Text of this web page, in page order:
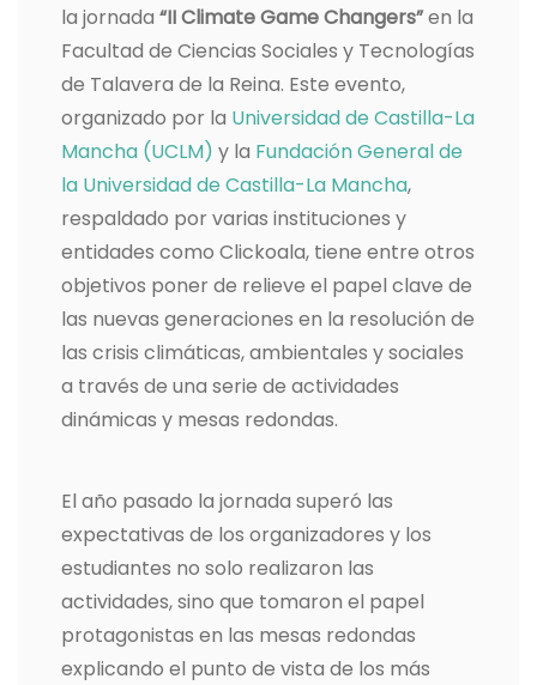
la jornada “II Climate Game Changers”en la
Facultad de Ciencias Sociales y Tecnologías
de Talavera de la Reina. Este evento,
organizado por la Universidad de Castilla-La
Mancha (UCLM) y la Fundación General de
la Universidad de Castilla-La Mancha,
respaldado por varias instituciones y
entidades como Clickoala, tiene entre otros
objetivos poner de relieve el papel clave de
las nuevas generaciones en la resolución de
las crisis climáticas, ambientales y sociales
a través de una serie de actividades
dinámicas y mesas redondas.
El año pasado la jornada superó las
expectativas de los organizadores y los
estudiantes no solo realizaron las
actividades, sino que tomaron el papel
protagonistas en las mesas redondas
explicando el punto de vista de los más